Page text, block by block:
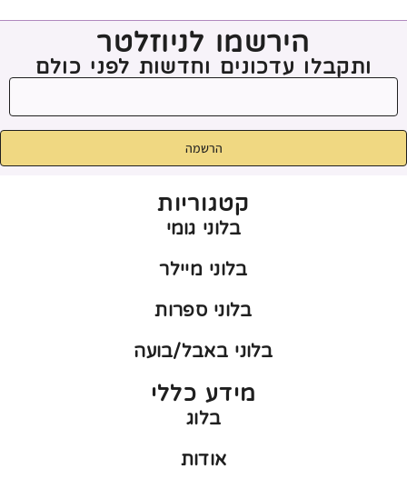
הירשמו לניוזלטר
ותקבלו עדכונים וחדשות לפני כולם
הרשמה
קטגוריות
בלוני גומי
בלוני מיילר
בלוני ספרות
בלוני באבל/בועה
מידע כללי
בלוג
אודות